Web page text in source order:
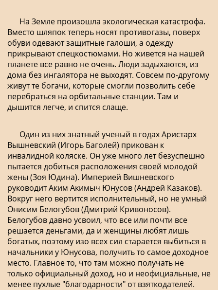
На Земле произошла экологическая катастрофа.
Вместо шляпок теперь носят противогазы, поверх
обуви одевают защитные галоши, а одежду
прикрывают спецкостюмами. Но живется на нашей
планете все равно не очень. Люди задыхаются, из
дома без ингалятора не выходят. Совсем по-другому
живут те богачи, которые смогли позволить себе
перебраться на орбитальные станции. Там и
дышится легче, и спится слаще.
Один из них знатный ученый в годах Аристарх
Вышневский (Игорь Баголей) прикован к
инвалидной коляске. Он уже много лет безуспешно
пытается добиться расположения своей молодой
жены (Зоя Юдина). Империей Вишневского
руководит Аким Акимыч Юнусов (Андрей Казаков).
Вокруг него вертится исполнительный, но не умный
Онисим Белогубов (Дмитрий Кривоносов).
Белогубов давно усвоил, что все или почти все
решается деньгами, да и женщины любят лишь
богатых, поэтому изо всех сил старается выбиться в
начальники у Юнусова, получить то самое доходное
место. Главное то, что там можно получать не
только официальный доход, но и неофициальные, не
менее пухлые "благодарности" от взяткодателей.